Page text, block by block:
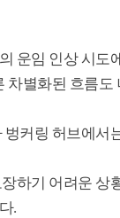
운임 인상 시도
차별화된 흐름도
커링 허브에서
하기 어려운 상
.